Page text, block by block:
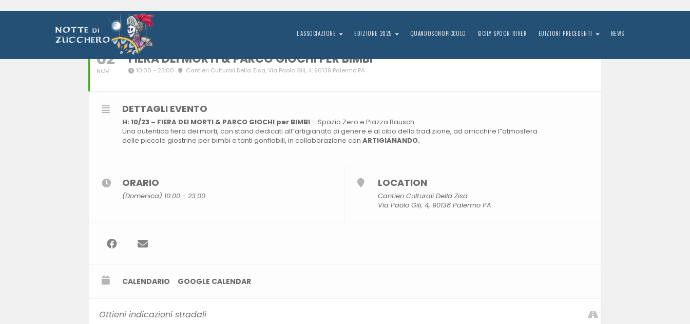
L’ASSOCIAZIONE EDIZIONE 2025 QUANDOSONOPICCOLO SICILY SPOON RIVER EDIZIONI PRECEDENTI NEWS
NOVEMBRE, 2025
02
NOV
FIERA DEI MORTI & PARCO GIOCHI PER BIMBI
10:00 - 23:00 Cantieri Culturali Della Zisa, Via Paolo Gili, 4, 90138 Palermo PA
DETTAGLI EVENTO
H: 10/23 – FIERA DEI MORTI & PARCO GIOCHI per BIMBI – Spazio Zero e Piazza Bausch
Una autentica fiera dei morti, con stand dedicati all”artigianato di genere e al cibo della tradizione, ad arricchire l”atmosfera
delle piccole giostrine per bimbi e tanti gonfiabili, in collaborazione con ARTIGIANANDO.
ORARIO
(Domenica) 10:00 - 23:00
LOCATION
Cantieri Culturali Della Zisa
Via Paolo Gili, 4, 90138 Palermo PA
CALENDARIO GOOGLE CALENDAR